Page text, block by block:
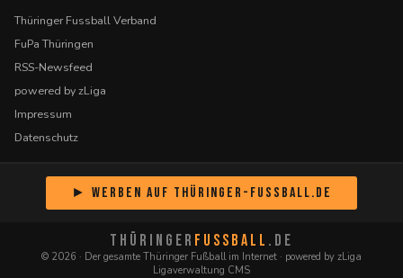
Thüringer Fussball Verband
FuPa Thüringen
RSS-Newsfeed
powered by zLiga
Impressum
Datenschutz
► Werben auf Thüringer-Fussball.de
THÜRINGER FUSSBALL .DE
© 2026 · Der gesamte Thüringer Fußball im Internet · powered by zLiga
Ligaverwaltung CMS